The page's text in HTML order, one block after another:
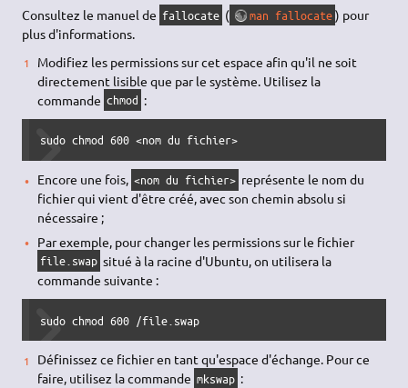
Consultez le manuel de fallocate ( man fallocate ) pour
plus d'informations.
Modifiez les permissions sur cet espace afin qu'il ne soit
directement lisible que par le système. Utilisez la
commande chmod :
sudo chmod 600 <nom du fichier>
Encore une fois, <nom du fichier> représente le nom du
fichier qui vient d'être créé, avec son chemin absolu si
nécessaire ;
Par exemple, pour changer les permissions sur le fichier
file.swap situé à la racine d'Ubuntu, on utilisera la
commande suivante :
sudo chmod 600 /file.swap
Définissez ce fichier en tant qu'espace d'échange. Pour ce
faire, utilisez la commande mkswap :